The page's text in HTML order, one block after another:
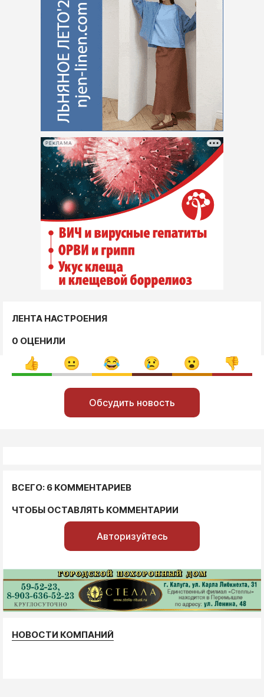
РЕКЛАМА
ЛЕНТА НАСТРОЕНИЯ
0 ОЦЕНИЛИ
Обсудить новость
ВСЕГО: 6 КОММЕНТАРИЕВ
ЧТОБЫ ОСТАВЛЯТЬ КОММЕНТАРИИ
Авторизуйтесь
НОВОСТИ КОМПАНИЙ